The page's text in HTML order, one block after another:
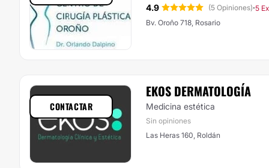
4.9
(5 Opiniones)·5
Bv. Oroño 718, Rosario
EKOS DERMATOLOGÍA
Medicina estética
Sin opiniones
Las Heras 160, Roldán
CONTACTAR